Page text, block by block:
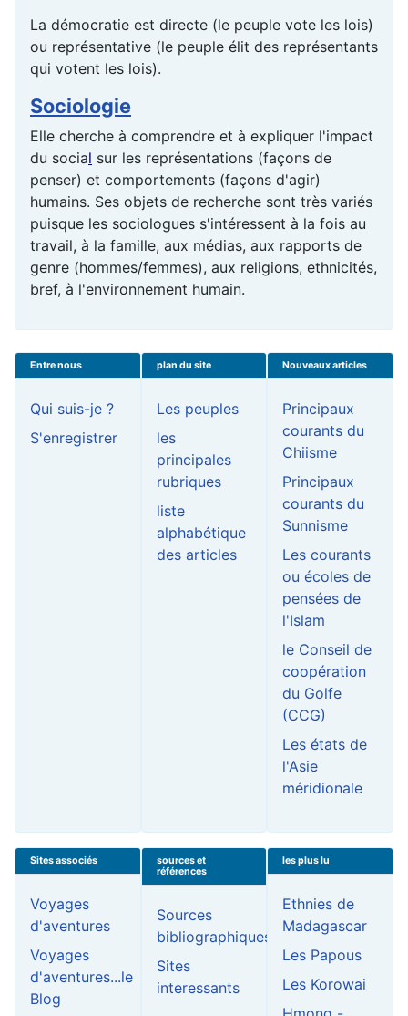
La démocratie est directe (le peuple vote les lois)
ou représentative (le peuple élit des représentants
qui votent les lois).
Sociologie
Elle cherche à comprendre et à expliquer l'impact
du social sur les représentations (façons de
penser) et comportements (façons d'agir)
humains. Ses objets de recherche sont très variés
puisque les sociologues s'intéressent à la fois au
travail, à la famille, aux médias, aux rapports de
genre (hommes/femmes), aux religions, ethnicités,
bref, à l'environnement humain.
Entre nous
Qui suis-je ?
S'enregistrer
plan du site
Les peuples
les
principales
rubriques
liste
alphabétique
des articles
Nouveaux articles
Principaux
courants du
Chiisme
Principaux
courants du
Sunnisme
Les courants
ou écoles de
pensées de
l'Islam
le Conseil de
coopération
du Golfe
(CCG)
Les états de
l'Asie
méridionale
Sites associés
Voyages
d'aventures
Voyages
d'aventures...le
Blog
sources et
références
Sources
bibliographiques
Sites
interessants
les plus lu
Ethnies de
Madagascar
Les Papous
Les Korowai